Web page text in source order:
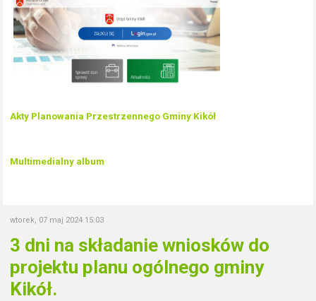
Akty Planowania Przestrzennego Gminy Kikół
Multimedialny album
wtorek, 07 maj 2024 15:03
3 dni na składanie wniosków do
projektu planu ogólnego gminy
Kikół.